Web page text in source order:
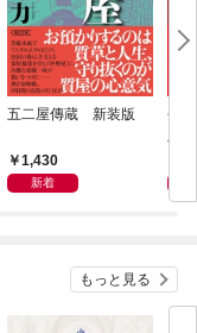
五二屋傳蔵 新装版
1,430
新着
平
版
もっと見る